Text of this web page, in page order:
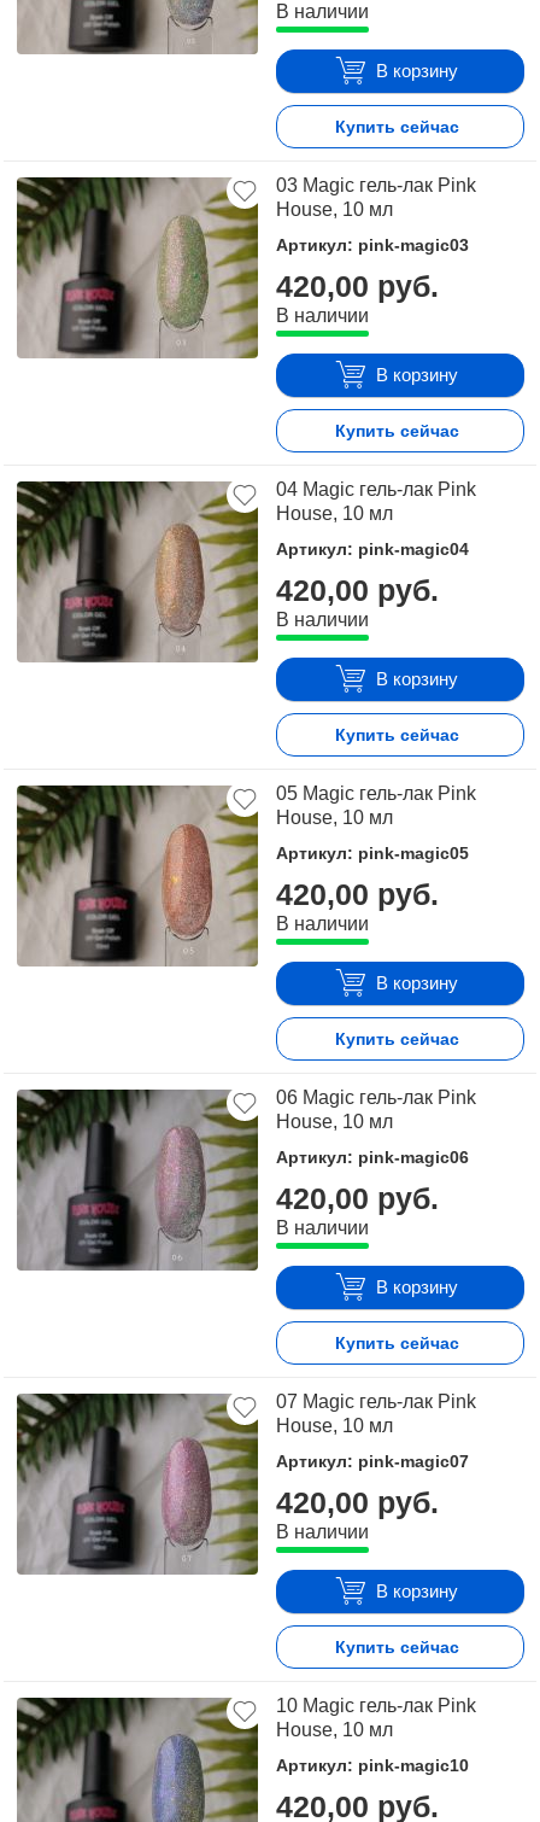
В наличии
В корзину
Купить сейчас
03 Magic гель-лак Pink
House, 10 мл
Артикул: pink-magic03
420,00 руб.
В наличии
В корзину
Купить сейчас
04 Magic гель-лак Pink
House, 10 мл
Артикул: pink-magic04
420,00 руб.
В наличии
В корзину
Купить сейчас
05 Magic гель-лак Pink
House, 10 мл
Артикул: pink-magic05
420,00 руб.
В наличии
В корзину
Купить сейчас
06 Magic гель-лак Pink
House, 10 мл
Артикул: pink-magic06
420,00 руб.
В наличии
В корзину
Купить сейчас
07 Magic гель-лак Pink
House, 10 мл
Артикул: pink-magic07
420,00 руб.
В наличии
В корзину
Купить сейчас
10 Magic гель-лак Pink
House, 10 мл
Артикул: pink-magic10
420,00 руб.